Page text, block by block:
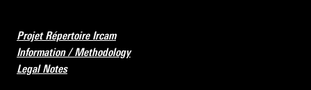
Projet Répertoire Ircam
Information / Methodology
Legal Notes